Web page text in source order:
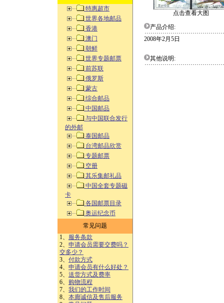
特惠超市
世界各地邮品
香港
澳门
朝鲜
世界专题邮票
前苏联
俄罗斯
蒙古
综合邮品
中国邮品
与中国联合发行
的外邮
泰国邮品
台湾邮品欣赏
专题邮票
空册
其乐集邮礼品
中国全套专题磁
卡
各国邮票目录
奥运纪念币
常见问题
1、 服务条款
2、 申请会员需要交费吗？
交多少？
3、 付款方式
4、 申请会员有什么好处？
5、 送货方式及费率
6、 购物流程
7、 我们的工作时间
8、 本廊诚信及售后服务
点击查看大图
产品介绍:
2008年2月5日
其他说明: